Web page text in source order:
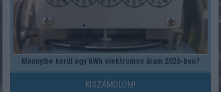
Mennyibe kerül egy kWh elektromos áram 2026-ben?
KISZÁMOLOM!